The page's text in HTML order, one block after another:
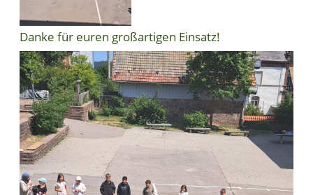
Danke für euren großartigen Einsatz!